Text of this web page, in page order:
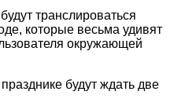
транслироваться
которые весьма удивят
окружающей
будут ждать две